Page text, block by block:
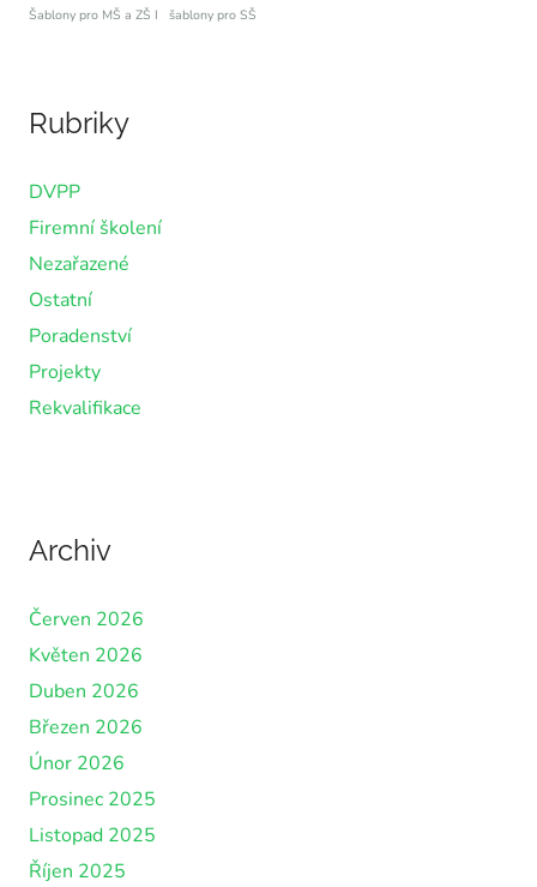
Šablony pro MŠ a ZŠ I
šablony pro SŠ
Rubriky
DVPP
Firemní školení
Nezařazené
Ostatní
Poradenství
Projekty
Rekvalifikace
Archiv
Červen 2026
Květen 2026
Duben 2026
Březen 2026
Únor 2026
Prosinec 2025
Listopad 2025
Říjen 2025